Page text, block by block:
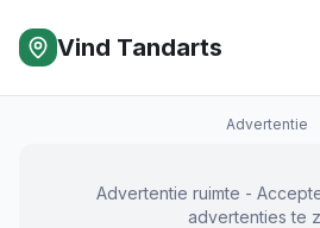
Vind Tandarts
Advertentie
Advertentie ruimte -
advertenties te